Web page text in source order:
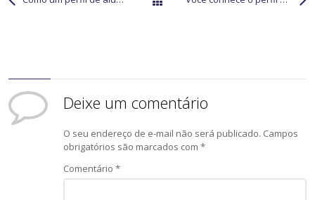
Deixe um comentário
O seu endereço de e-mail não será publicado. Campos
obrigatórios são marcados com*
Comentário*